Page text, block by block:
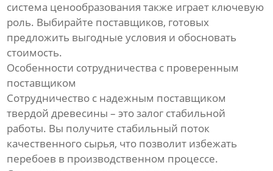
система ценообразования также играет ключевую
роль. Выбирайте поставщиков, готовых
предложить выгодные условия и обосновать
стоимость.
Особенности сотрудничества с проверенным
поставщиком
Сотрудничество с надежным поставщиком
твердой древесины – это залог стабильной
работы. Вы получите стабильный поток
качественного сырья, что позволит избежать
перебоев в производственном процессе.